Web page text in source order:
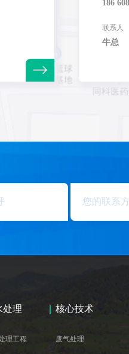
186
联系人
牛总
处理
理工程
核心技术
废气处理